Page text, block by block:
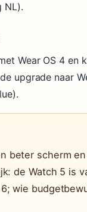
NL).
Wear OS 4 en
upgrade naar
beter scherm
de Watch 5 is
wie